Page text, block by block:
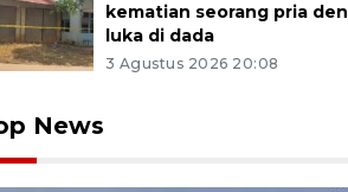
kematian seorang pria
luka di dada
3 Agustus 2026 20:08
News